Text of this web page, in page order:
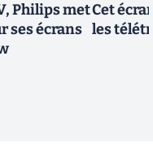
Philips met
ses écrans
Cet
les